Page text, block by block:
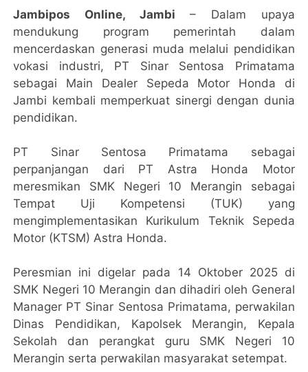
Jambipos Online, Jambi – Dalam upaya
mendukung program pemerintah dalam
mencerdaskan generasi muda melalui pendidikan
vokasi industri, PT Sinar Sentosa Primatama
sebagai Main Dealer Sepeda Motor Honda di
Jambi kembali memperkuat sinergi dengan dunia
pendidikan.
PT Sinar Sentosa Primatama sebagai
perpanjangan dari PT Astra Honda Motor
meresmikan SMK Negeri 10 Merangin sebagai
Tempat Uji Kompetensi (TUK) yang
mengimplementasikan Kurikulum Teknik Sepeda
Motor (KTSM) Astra Honda.
Peresmian ini digelar pada 14 Oktober 2025 di
SMK Negeri 10 Merangin dan dihadiri oleh General
Manager PT Sinar Sentosa Primatama, perwakilan
Dinas Pendidikan, Kapolsek Merangin, Kepala
Sekolah dan perangkat guru SMK Negeri 10
Merangin serta perwakilan masyarakat setempat.